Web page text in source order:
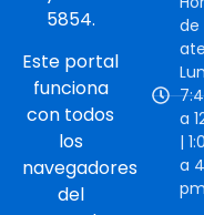
5854.
Este portal
funciona
con todos
los
navegadores
del
de
a
|
a
pm